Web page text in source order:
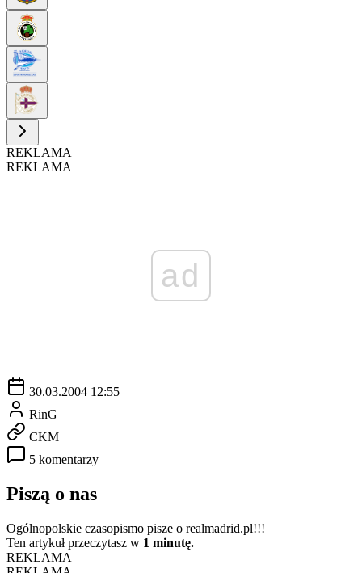
REKLAMA
REKLAMA
ad
30.03.2004 12:55
RinG
CKM
5 komentarzy
Piszą o nas
Ogólnopolskie czasopismo pisze o realmadrid.pl!!!
Ten artykuł przeczytasz w 1 minutę.
REKLAMA